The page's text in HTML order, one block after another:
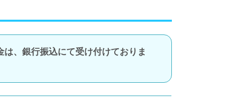
、銀行振込にて受け付けておりま